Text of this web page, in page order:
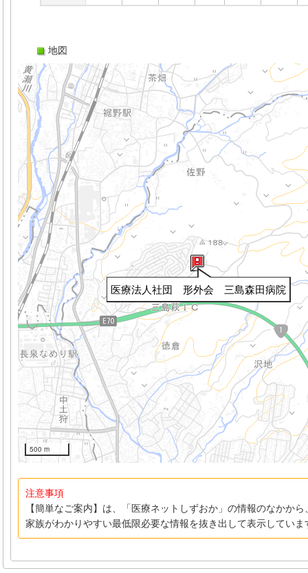
地図
医療法人社団 形外会 三島森田病院
500 m
注意事項
【簡単なご案内】は、「医療ネットしずおか」の情報のなかか
家族がわかりやすい最低限必要な情報を抜き出して表示していま